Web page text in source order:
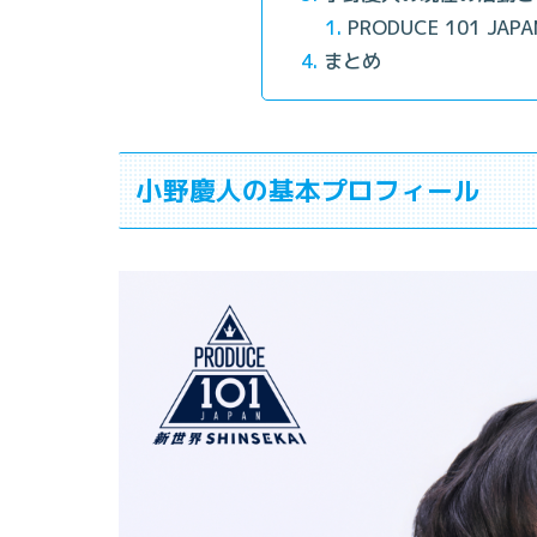
PRODUCE 101
まとめ
小野慶人の基本プロフィール